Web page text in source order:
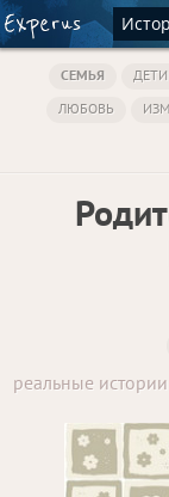
СЕМЬЯ
ЛЮБОВЬ
реальные